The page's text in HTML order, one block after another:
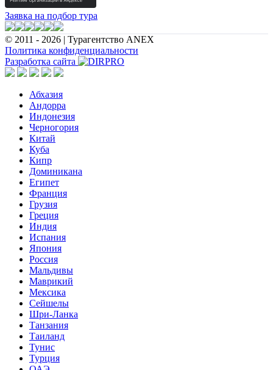
Заявка на подбор тура
© 2011 - 2026 | Турагентство ANEX
Политика конфиденциальности
Разработка сайта
Абхазия
Андорра
Индонезия
Черногория
Китай
Куба
Кипр
Доминикана
Египет
Франция
Грузия
Греция
Индия
Испания
Япония
Россия
Мальдивы
Маврикий
Мексика
Сейшелы
Шри-Ланка
Танзания
Таиланд
Тунис
Турция